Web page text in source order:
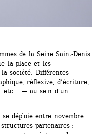
de la Seine Saint-Denis
la place et les
société. Différentes
réflexive, d’écriture,
etc… — au sein d’un
déploie entre novembre
partenaires :